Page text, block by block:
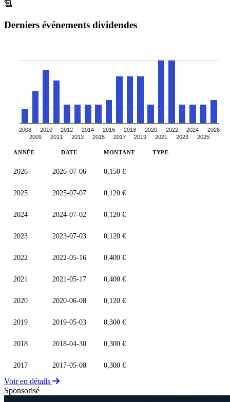
Derniers événements dividendes
2008
2009
2010
2011
2012
2013
2014
2015
2016
2017
2018
2019
2020
2021
2022
2023
2024
2025
2026
ANNÉE DATE MONTANT TYPE
2026 2026-07-06 0,150 €
2025 2025-07-07 0,120 €
2024 2024-07-02 0,120 €
2023 2023-07-03 0,120 €
2022 2022-05-16 0,400 €
2021 2021-05-17 0,400 €
2020 2020-06-08 0,120 €
2019 2019-05-03 0,300 €
2018 2018-04-30 0,300 €
2017 2017-05-08 0,300 €
Voir en détails
Sponsorisé